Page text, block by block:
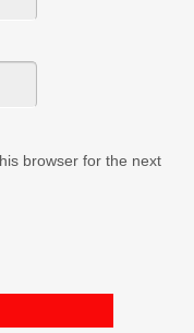
browser for the next